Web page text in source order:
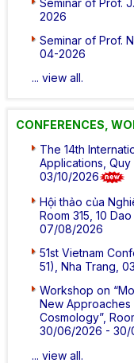
2026
Seminar of Prof.
04-2026
... view all.
CONFERENCES,
The 14th
Applications,
03/10/2026
Hội thảo của
Room 315, 10
07/08/2026
51st Vietnam
51), Nha Trang,
Workshop on
New Approaches
Cosmology”,
30/06/2026 - 30/
... view all.